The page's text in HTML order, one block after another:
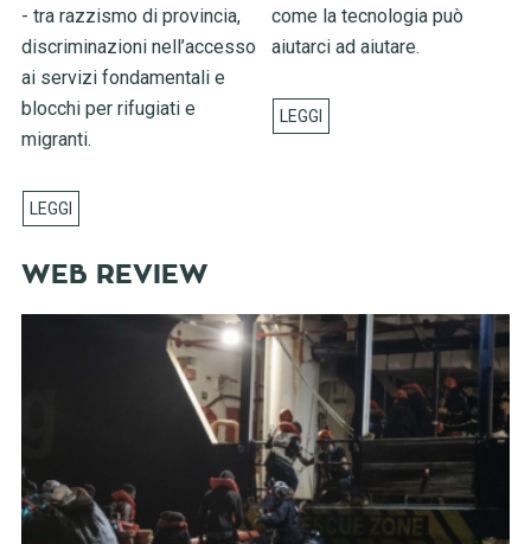
- tra razzismo di provincia,
discriminazioni nell’accesso
ai servizi fondamentali e
blocchi per rifugiati e
migranti.
come la tecnologia può
aiutarci ad aiutare.
WEB REVIEW